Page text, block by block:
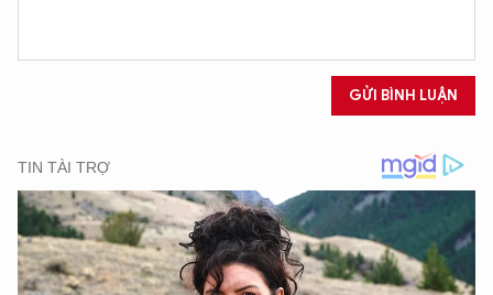
GỬI BÌNH LUẬN
XIN CHÀO,